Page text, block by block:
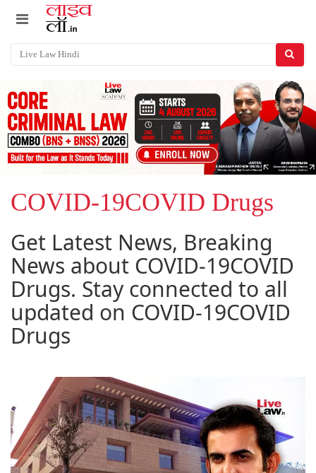
COVID-19COVID Drugs
Get Latest News, Breaking
News about COVID-19COVID
Drugs. Stay connected to all
updated on COVID-19COVID
Drugs